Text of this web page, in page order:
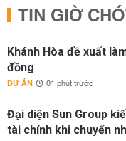
TIN GIỜ
Khánh Hòa đề xuất
đồng
DỰ ÁN 01 phút trước
Đại diện Sun Group
tài chính khi chuyển